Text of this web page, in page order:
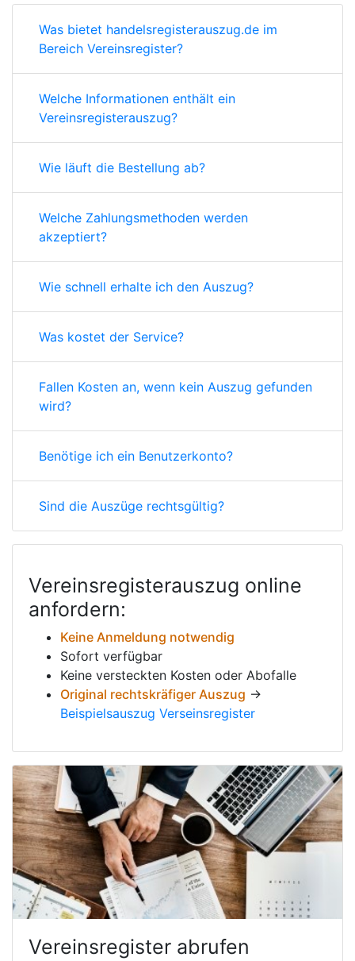
Was bietet handelsregisterauszug.de im
Bereich Vereinsregister?
Welche Informationen enthält ein
Vereinsregisterauszug?
Wie läuft die Bestellung ab?
Welche Zahlungsmethoden werden
akzeptiert?
Wie schnell erhalte ich den Auszug?
Was kostet der Service?
Fallen Kosten an, wenn kein Auszug gefunden
wird?
Benötige ich ein Benutzerkonto?
Sind die Auszüge rechtsgültig?
Vereinsregisterauszug online
anfordern:
Keine Anmeldung notwendig
Sofort verfügbar
Keine versteckten Kosten oder Abofalle
Original rechtskräfiger Auszug →
Beispielsauszug Verseinsregister
Vereinsregister abrufen